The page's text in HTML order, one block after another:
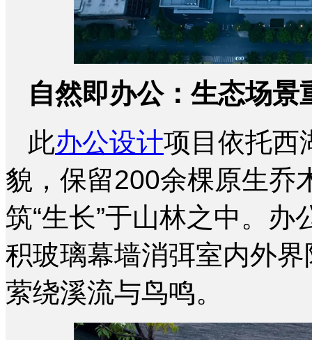
自然即办公：生态场景
此办公设计项目依托西
貌，保留200余棵原生乔
筑“生长”于山林之中。
积玻璃幕墙消弭室内外
萦绕溪流与鸟鸣。